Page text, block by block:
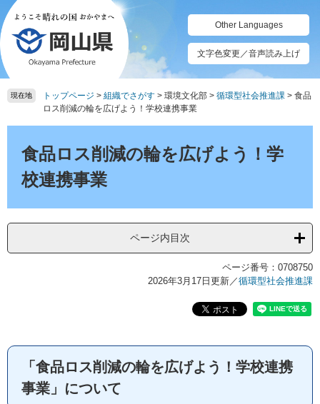
ペ
ー
ジ
の
先
頭
メ
ニ
ュ
ー
を
飛
て
Other Languages
文字色変更／音声読み上げ
現在地 トップページ > 組織でさがす > 環境文化部 > 循環型社会推進課 > 食品
ロス削減の輪を広げよう！学校連携事業
食品ロス削減の輪を広げよう！学
校連携事業
ページ内目次
ページ番号：0708750
2026年3月17日更新／循環型社会推進課
「食品ロス削減の輪を広げよう！学校連携
事業」について